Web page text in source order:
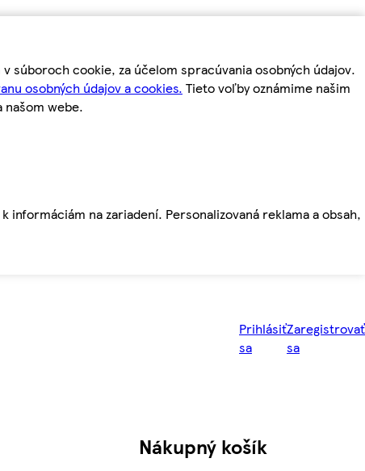
súboroch cookie, za účelom spracúvania osobných údajov.
osobných údajov a cookies. Tieto voľby oznámime našim
našom webe.
na zariadení. Personalizovaná reklama a obsah,
Prihlásiť
sa
Zaregistrovať
sa
Nákupný košík